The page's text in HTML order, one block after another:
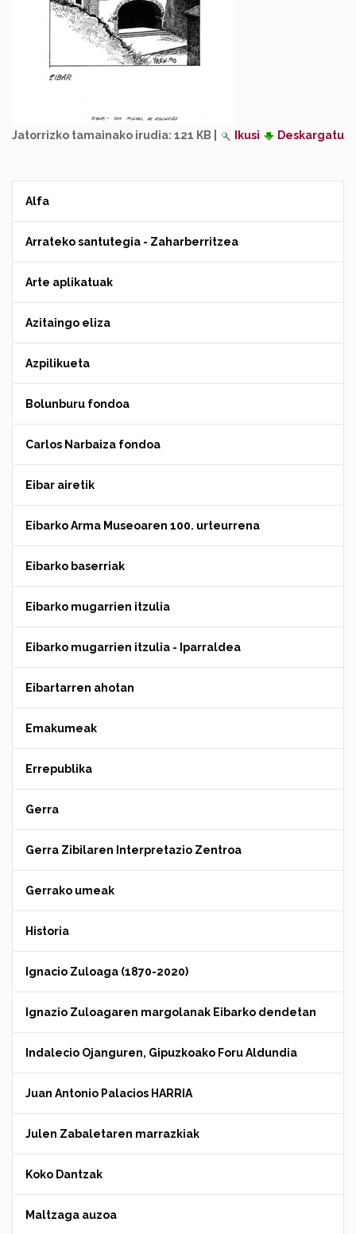
Jatorrizko tamainako irudia: 121 KB Ikusi Deskargatu
Alfa
Arrateko santutegia - Zaharberritzea
Arte aplikatuak
Azitaingo eliza
Azpilikueta
Bolunburu fondoa
Carlos Narbaiza fondoa
Eibar airetik
Eibarko Arma Museoaren 100. urteurrena
Eibarko baserriak
Eibarko mugarrien itzulia
Eibarko mugarrien itzulia - Iparraldea
Eibartarren ahotan
Emakumeak
Errepublika
Gerra
Gerra Zibilaren Interpretazio Zentroa
Gerrako umeak
Historia
Ignacio Zuloaga (1870-2020)
Ignazio Zuloagaren margolanak Eibarko dendetan
Indalecio Ojanguren, Gipuzkoako Foru Aldundia
Juan Antonio Palacios HARRIA
Julen Zabaletaren marrazkiak
Koko Dantzak
Maltzaga auzoa